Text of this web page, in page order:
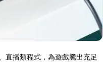
直播類程式，為遊戲騰出充足